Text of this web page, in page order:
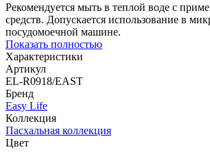
Рекомендуется мыть в теплой воде с
средств. Допускается использование в
посудомоечной машине.
Показать полностью
Характеристики
Артикул
EL-R0918/EAST
Бренд
Easy Life
Коллекция
Пасхальная коллекция
Цвет